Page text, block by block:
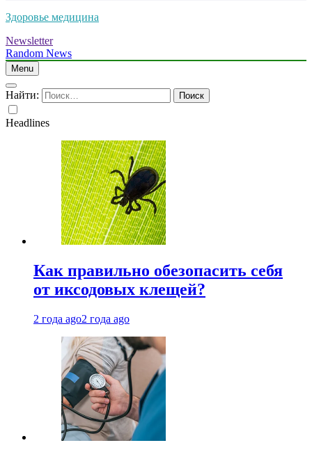
Здоровье медицина
Newsletter
Random News
Menu
Найти:
Headlines
Как правильно обезопасить себя
от иксодовых клещей?
2 года ago2 года ago